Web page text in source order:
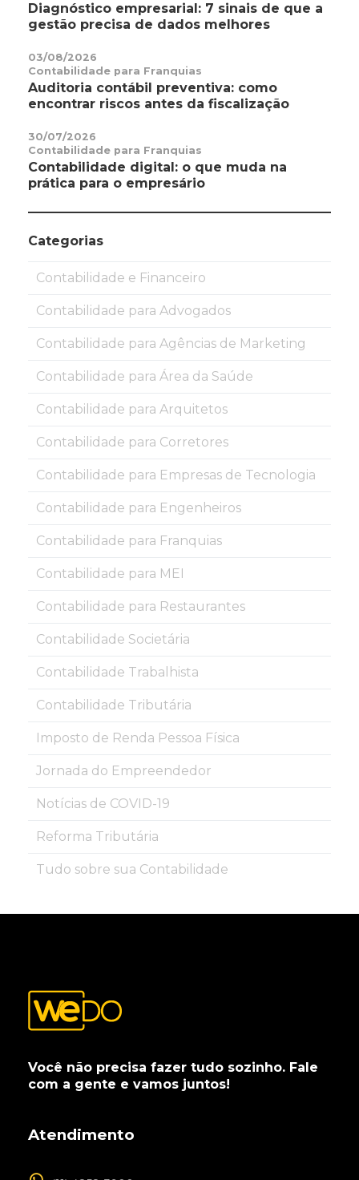
Diagnóstico empresarial: 7 sinais de que a
gestão precisa de dados melhores
03/08/2026
Contabilidade para Franquias
Auditoria contábil preventiva: como
encontrar riscos antes da fiscalização
30/07/2026
Contabilidade para Franquias
Contabilidade digital: o que muda na
prática para o empresário
Categorias
Contabilidade e Financeiro
Contabilidade para Advogados
Contabilidade para Agências de Marketing
Contabilidade para Área da Saúde
Contabilidade para Arquitetos
Contabilidade para Corretores
Contabilidade para Empresas de Tecnologia
Contabilidade para Engenheiros
Contabilidade para Franquias
Contabilidade para MEI
Contabilidade para Restaurantes
Contabilidade Societária
Contabilidade Trabalhista
Contabilidade Tributária
Imposto de Renda Pessoa Física
Jornada do Empreendedor
Notícias de COVID-19
Reforma Tributária
Tudo sobre sua Contabilidade
Você não precisa fazer tudo sozinho. Fale
com a gente e vamos juntos!
Atendimento